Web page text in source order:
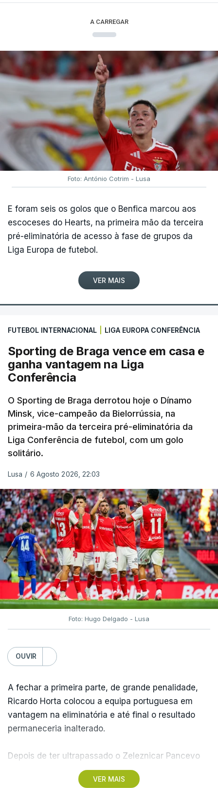
A CARREGAR
Foto: António Cotrim - Lusa
E foram seis os golos que o Benfica marcou aos
escoceses do Hearts, na primeira mão da terceira
pré-eliminatória de acesso à fase de grupos da
Liga Europa de futebol.
VER MAIS
FUTEBOL INTERNACIONAL LIGA EUROPA CONFERÊNCIA
Sporting de Braga vence em casa e
ganha vantagem na Liga
Conferência
O Sporting de Braga derrotou hoje o Dínamo
Minsk, vice-campeão da Bielorrússia, na
primeira-mão da terceira pré-eliminatória da
Liga Conferência de futebol, com um golo
solitário.
Lusa / 6 Agosto 2026, 22:03
Foto: Hugo Delgado - Lusa
OUVIR
VER MAIS
A fechar a primeira parte, de grande penalidade,
Ricardo Horta colocou a equipa portuguesa em
vantagem na eliminatória e até final o resultado
permaneceria inalterado.
Depois de ter ultrapassado o Zeleznicar Pancevo
na segunda pré-eliminatória de acesso à fase de
liga da Liga Conferência, caso elimine Dínamo de